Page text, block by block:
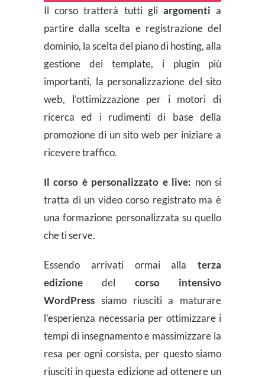
Il corso tratterà tutti gli argomenti a
partire dalla scelta e registrazione del
dominio, la scelta del piano di hosting, alla
gestione dei template, i plugin più
importanti, la personalizzazione del sito
web, l’ottimizzazione per i motori di
ricerca ed i rudimenti di base della
promozione di un sito web per iniziare a
ricevere traffico.
Il corso è personalizzato e live: non si
tratta di un video corso registrato ma è
una formazione personalizzata su quello
che ti serve.
Essendo arrivati ormai alla terza
edizione del corso intensivo
WordPress siamo riusciti a maturare
l’esperienza necessaria per ottimizzare i
tempi di insegnamento e massimizzare la
resa per ogni corsista, per questo siamo
riusciti in questa edizione ad ottenere un